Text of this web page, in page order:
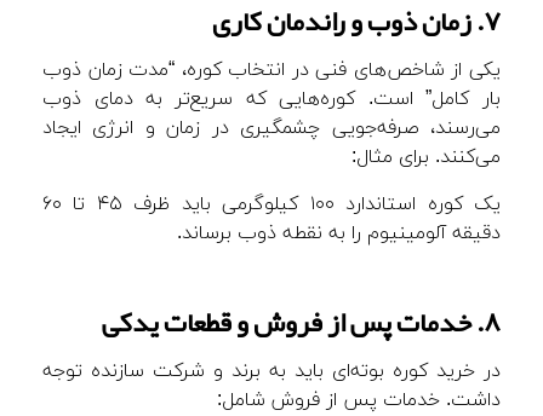
۷. زمان ذوب و راندمان کاری
یکی از شاخص‌های فنی در انتخاب کوره، “مدت زمان ذوب
بار کامل” است. کوره‌هایی که سریع‌تر به دمای ذوب
می‌رسند، صرفه‌جویی چشمگیری در زمان و انرژی ایجاد
می‌کنند. برای مثال:
یک کوره استاندارد ۱۰۰ کیلوگرمی باید ظرف ۴۵ تا ۶۰
دقیقه آلومینیوم را به نقطه ذوب برساند.
۸. خدمات پس از فروش و قطعات یدکی
در خرید کوره بوته‌ای باید به برند و شرکت سازنده توجه
داشت. خدمات پس از فروش شامل: